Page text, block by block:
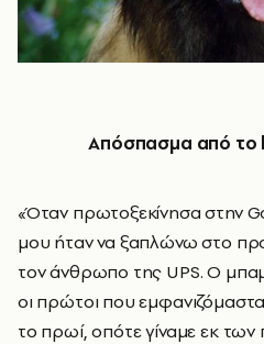
Απόσπασμα από το
«Όταν πρωτοξεκίνησα στην
μου ήταν να ξαπλώνω στο
τον άνθρωπο της UPS. Ο
οι πρώτοι που
το πρωί, οπότε γίναμε εκ